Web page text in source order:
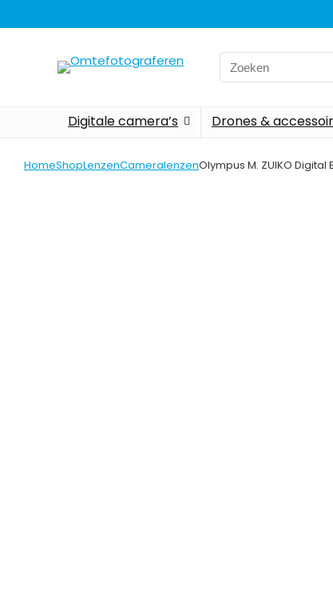
Search
for:
Digitale camera’s Drones &
HomeShopLenzenCameralenzenOlympus M. ZUIKO